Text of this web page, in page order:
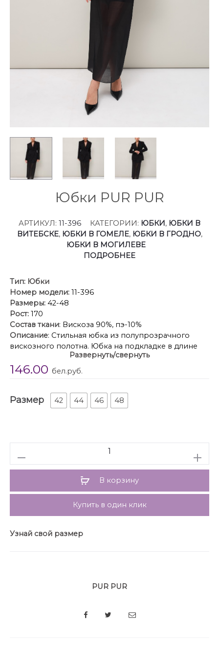
Юбки PUR PUR
АРТИКУЛ: 11-396 КАТЕГОРИИ: ЮБКИ, ЮБКИ В
ВИТЕБСКЕ, ЮБКИ В ГОМЕЛЕ, ЮБКИ В ГРОДНО,
ЮБКИ В МОГИЛЕВЕ
ПОДРОБНЕЕ
Тип: Юбки
Номер модели: 11-396
Размеры: 42-48
Рост: 170
Состав ткани: Вискоза 90%, пэ-10%
Описание: Стильная юбка из полупрозрачного
вискозного полотна. Юбка на подкладке в длине
миди, пояс на обтачке. Застежка в среднем шве по
спинке на потайную молнию. Для удобства
Развернуть/свернуть
146.00 бел.руб.
Размер 42 44 46 48
В корзину
Купить в один клик
Узнай свой размер
PUR PUR
SHARE